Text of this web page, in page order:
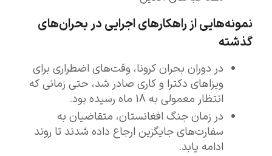
نمونه‌هایی از راهکارهای اجرایی در بحران‌های
گذشته
در دوران بحران کرونا، وقت‌های اضطراری برای
ویزاهای دکترا و کاری صادر شد، حتی زمانی که
انتظار معمولی به ۱۸ ماه رسیده بود.
در زمان جنگ افغانستان، متقاضیان به
سفارت‌های جایگزین ارجاع داده شدند تا روند
ادامه یابد.